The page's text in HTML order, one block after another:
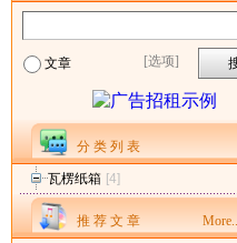
文章 [选项]
分 类 列 表
瓦楞纸箱 [4]
推 荐 文 章